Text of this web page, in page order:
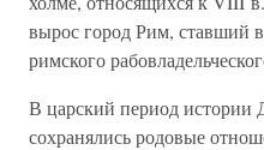
вырос город Рим, ставший
римского
В царский период истории
сохранялись родовые